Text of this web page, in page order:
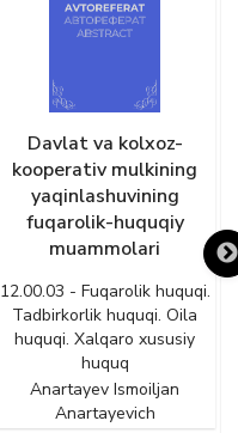
Davlat va kolxoz-
kooperativ mulkining
yaqinlashuvining
fuqarolik-huquqiy
muammolari
12.00.03 - Fuqarolik huquqi.
Tadbirkorlik huquqi. Oila
huquqi. Xalqaro xususiy
huquq
Anartayev Ismoiljan
Anartayevich